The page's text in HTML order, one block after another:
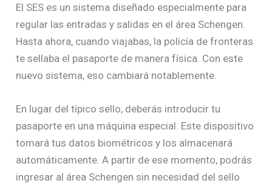
El SES es un sistema diseñado especialmente para
regular las entradas y salidas en el área Schengen.
Hasta ahora, cuando viajabas, la policía de fronteras
te sellaba el pasaporte de manera física. Con este
nuevo sistema, eso cambiará notablemente.
En lugar del típico sello, deberás introducir tu
pasaporte en una máquina especial. Este dispositivo
tomará tus datos biométricos y los almacenará
automáticamente. A partir de ese momento, podrás
ingresar al área Schengen sin necesidad del sello